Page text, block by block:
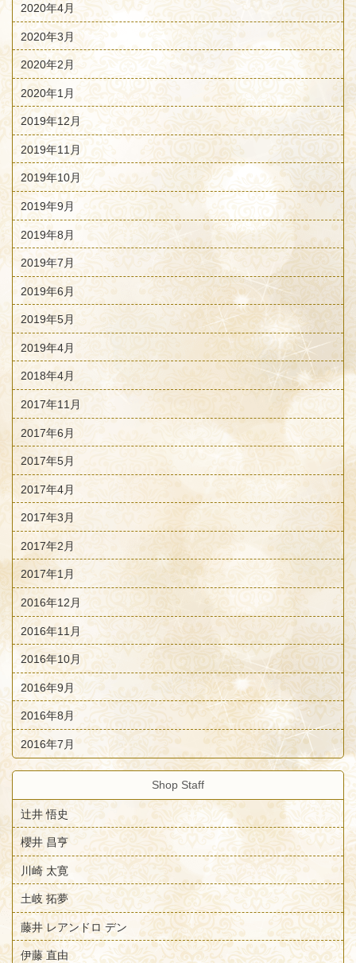
2020年4月
2020年3月
2020年2月
2020年1月
2019年12月
2019年11月
2019年10月
2019年9月
2019年8月
2019年7月
2019年6月
2019年5月
2019年4月
2018年4月
2017年11月
2017年6月
2017年5月
2017年4月
2017年3月
2017年2月
2017年1月
2016年12月
2016年11月
2016年10月
2016年9月
2016年8月
2016年7月
Shop Staff
辻井 悟史
櫻井 昌亨
川崎 太寛
土岐 拓夢
藤井 レアンドロ デン
伊藤 直由